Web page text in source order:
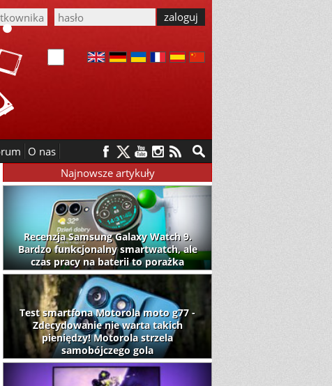
O nas
Najnowsze artykuły
Recenzja Samsung Galaxy Watch 9.
Bardzo funkcjonalny smartwatch, ale
czas pracy na baterii to porażka
Test smartfona Motorola moto g77 -
Zdecydowanie nie warta takich
pieniędzy! Motorola strzela
samobójczego gola